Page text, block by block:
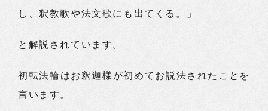
し、釈教歌や法文歌にも出てくる。」
と解説されています。
初転法輪はお釈迦様が初めてお説法されたことを
言います。